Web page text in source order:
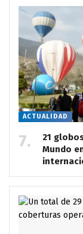
ACTUALIDAD
21
Mundo